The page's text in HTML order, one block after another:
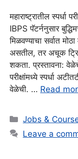
महाराष्ट्रातील स्पर्धा
IBPS पॅटर्ननुसार
मिळवण्याचा सर्वात
असतील, तर अचूक
शकता. प्रस्तावना: वेळेचे
परीक्षांमध्ये स्पर्धा
वेळेची. … Read
Categories
Jobs &
Leave a